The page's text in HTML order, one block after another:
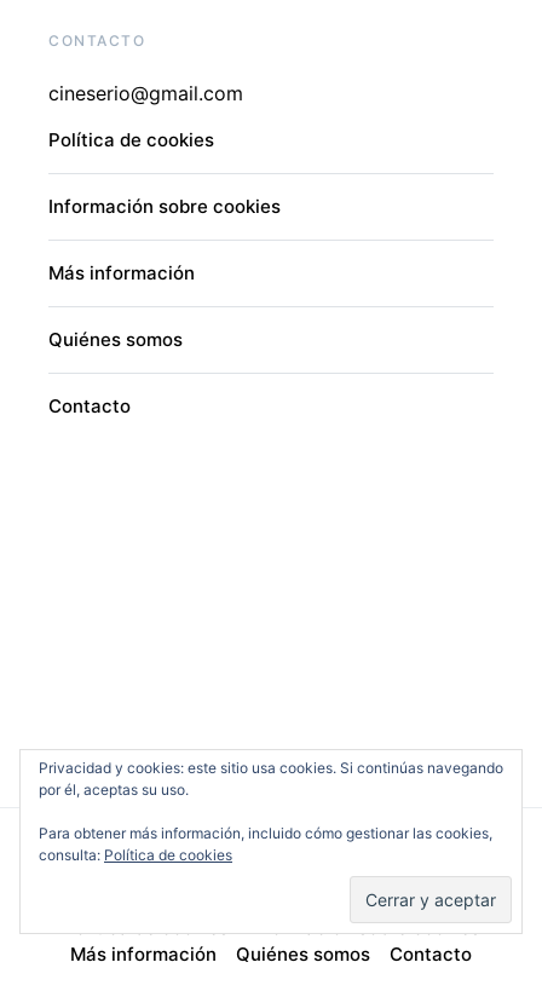
CONTACTO
cineserio@gmail.com
Política de cookies
Información sobre cookies
Más información
Quiénes somos
Contacto
Política de cookies
Información sobre cookies
Más información
Quiénes somos Contacto
Privacidad y cookies: este sitio usa cookies. Si continúas navegando
por él, aceptas su uso.
Para obtener más información, incluido cómo gestionar las cookies,
consulta: Política de cookies